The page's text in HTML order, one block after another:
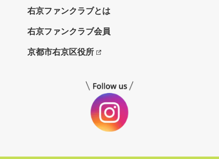
と
右京ファンクラブとは
右京ファンクラブ会員
京都市右京区役所